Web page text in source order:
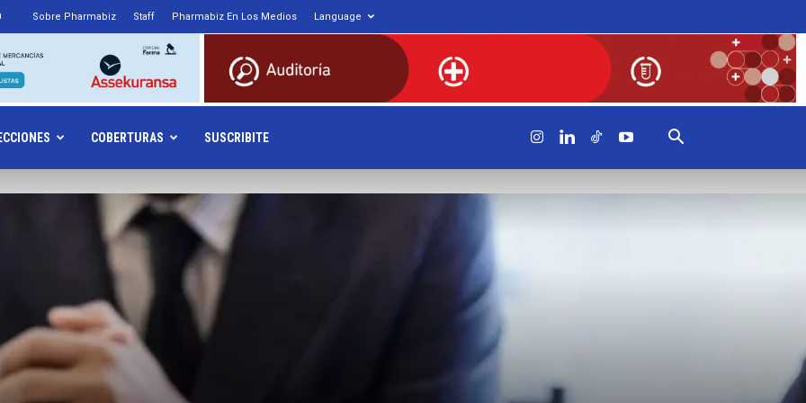
Sobre Pharmabiz Staff Pharmabiz En Los Medios Language
COBERTURAS SUSCRIBITE